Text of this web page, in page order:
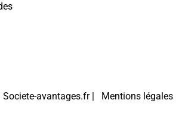
avantages.fr | Mentions légales